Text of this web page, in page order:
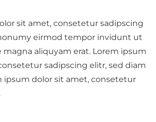
sit amet, consetetur sadipscing
eirmod tempor invidunt ut
magna aliquyam erat. Lorem ipsum
sadipscing elitr, sed diam
ipsum dolor sit amet, consetetur